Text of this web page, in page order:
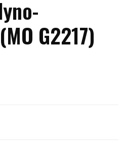
G2217)